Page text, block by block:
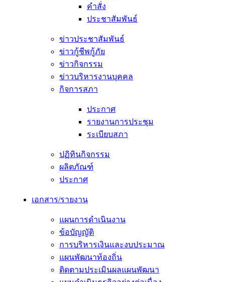
คำสั่ง
ประชาสัมพันธ์
ข่าวประชาสัมพันธ์
ข่าวกู้ชีพกู้ภัย
ข่าวกิจกรรม
ข่าวบริหารงานบุคคล
กิจการสภา
ประกาศ
รายงานการประชุม
ระเบียบสภา
ปฏิทินกิจกรรม
ผลิตภัณฑ์
ประกาศ
เอกสาร/รายงาน
แผนการดำเนินงาน
ข้อบัญญัติ
การบริหารเงินและงบประมาณ
แผนพัฒนาท้องถิ่น
ติดตามประเมินผลแผนพัฒนา